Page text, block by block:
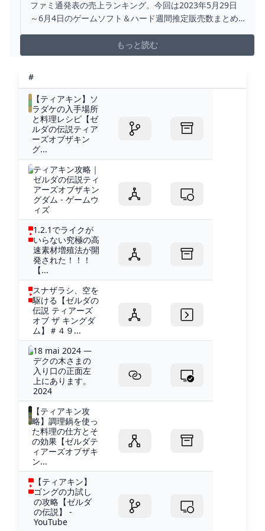
に！ 『世界樹の迷宮』『スト6』など注目作もト
情報のファミ通.COM
ファミ通発表の売上ランキング。今回は2023年5月29日
～6月4日のゲームソフト＆ハード週間推定販売数まとめ
もっと読む
#
【ティアキン】ソ
ラダケの入手場所
と料理レシピ【ゼ
ルダの伝説ティア
ーズオブザキン
グ...
ティアキン攻略｜
ゼルダの伝説ティ
アーズオブザキン
グダム - ゲームウ
ィズ
1.2.1でライクが
いらない究極の高
速素材増殖法が開
発された！！！
【...
スナザラシ、空を
駆ける【ゼルダの
伝説 ティアーズ
オブ ザ キングダ
ム】＃４９...
18 mai 2024 —
デクの木さまの
入り口の正面左
上にあります。
2024
【ティアキン攻
略】調理鍋を使っ
た料理の仕方とそ
の効果【ゼルダテ
ィアーズオブザキ
ン...
【ティアキン】
ゴングの力試し
の攻略【ゼルダ
の伝説】 -
YouTube